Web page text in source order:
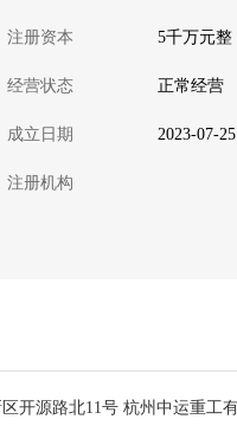
注册资本 5千万元整
经营状态 正常经营
成立日期 2023-07-25
注册机构
开源路北11号 杭州中运重工